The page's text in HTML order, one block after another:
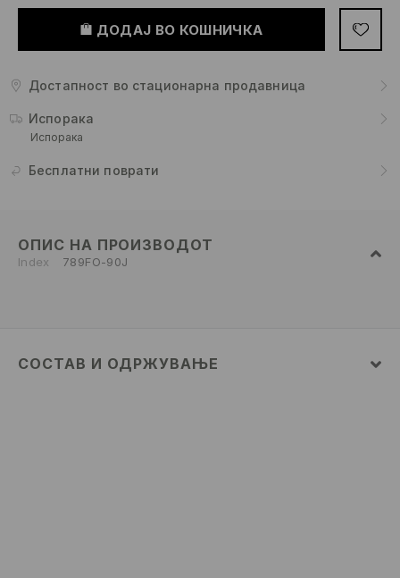
ДОДАЈ ВО КОШНИЧКА
Достапност во стационарна продавница
Испорака
Испорака
Бесплатни поврати
ОПИС НА ПРОИЗВОДОТ
Index 789FO-90J
СОСТАВ И ОДРЖУВАЊЕ